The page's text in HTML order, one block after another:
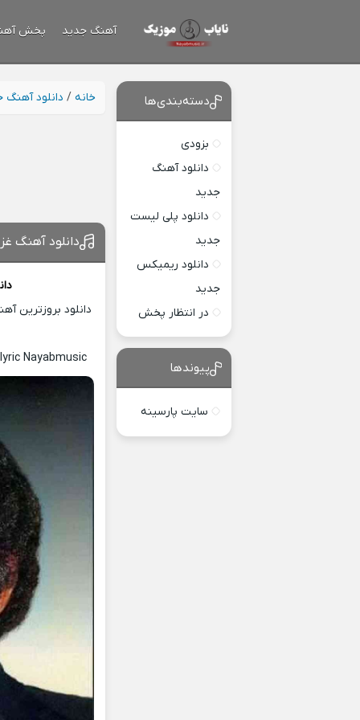
آهنگ جدید پخش
خانه / دانلود آهنگ
دانلود آهنگ
دانلود بروزترین
Nayabmusic
دسته‌بندی‌ها
بزودی
دانلود آهنگ
جدید
دانلود پلی لیست
جدید
دانلود ریمیکس
جدید
در انتظار پخش
پیوندها
سایت پارسینه